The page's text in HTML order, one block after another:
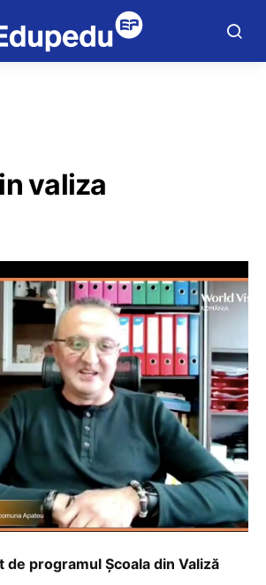
valiza
programul Școala din Valiză